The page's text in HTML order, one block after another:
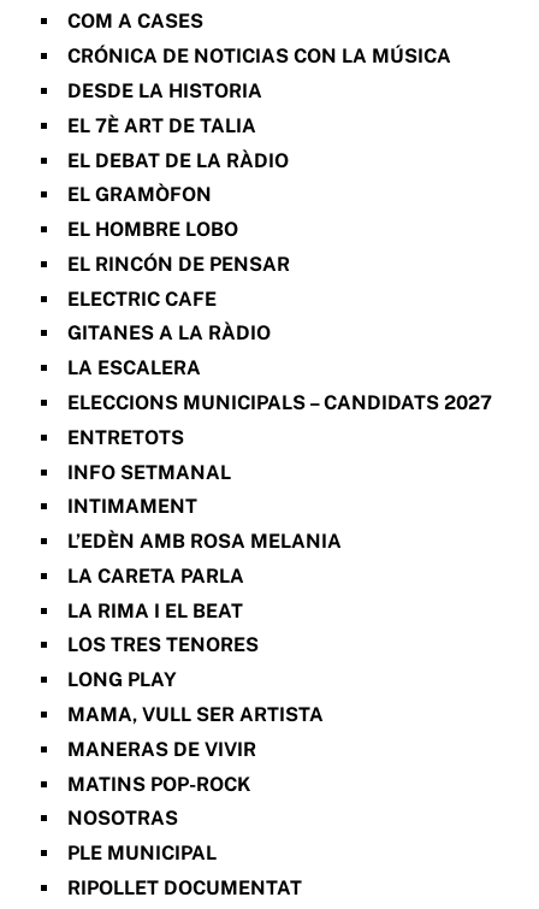
COM A CASES
CRÓNICA DE NOTICIAS CON LA MÚSICA
DESDE LA HISTORIA
EL 7È ART DE TALIA
EL DEBAT DE LA RÀDIO
EL GRAMÒFON
EL HOMBRE LOBO
EL RINCÓN DE PENSAR
ELECTRIC CAFE
GITANES A LA RÀDIO
LA ESCALERA
ELECCIONS MUNICIPALS – CANDIDATS 2027
ENTRETOTS
INFO SETMANAL
INTIMAMENT
L’EDÈN AMB ROSA MELANIA
LA CARETA PARLA
LA RIMA I EL BEAT
LOS TRES TENORES
LONG PLAY
MAMA, VULL SER ARTISTA
MANERAS DE VIVIR
MATINS POP-ROCK
NOSOTRAS
PLE MUNICIPAL
RIPOLLET DOCUMENTAT